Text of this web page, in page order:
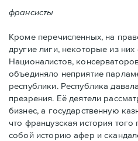
франсисты
Кроме перечисленных, на
другие лиги, некоторые из
Националистов,
объединяло неприятие
республики. Республика
презрения. Её деятели
бизнес, а государственную
что французская история того
собой историю афер и